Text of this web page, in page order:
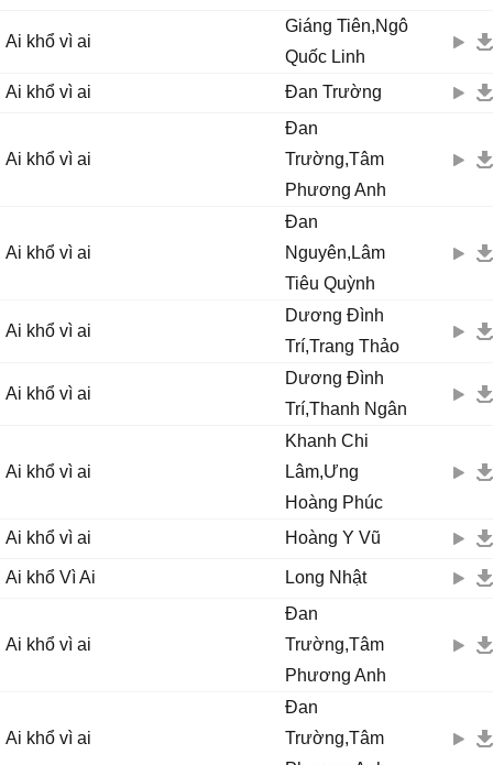
Ai khổ vì ai
Giáng Tiên,Ngô
Quốc Linh
Ai khổ vì ai
Đan Trường
Ai khổ vì ai
Đan
Trường,Tâm
Phương Anh
Ai khổ vì ai
Đan
Nguyên,Lâm
Tiêu Quỳnh
Ai khổ vì ai
Dương Đình
Trí,Trang Thảo
Ai khổ vì ai
Dương Đình
Trí,Thanh Ngân
Ai khổ vì ai
Khanh Chi
Lâm,Ưng
Hoàng Phúc
Ai khổ vì ai
Hoàng Y Vũ
Ai khổ Vì Ai Long Nhật
Ai khổ vì ai
Đan
Trường,Tâm
Phương Anh
Ai khổ vì ai
Đan
Trường,Tâm